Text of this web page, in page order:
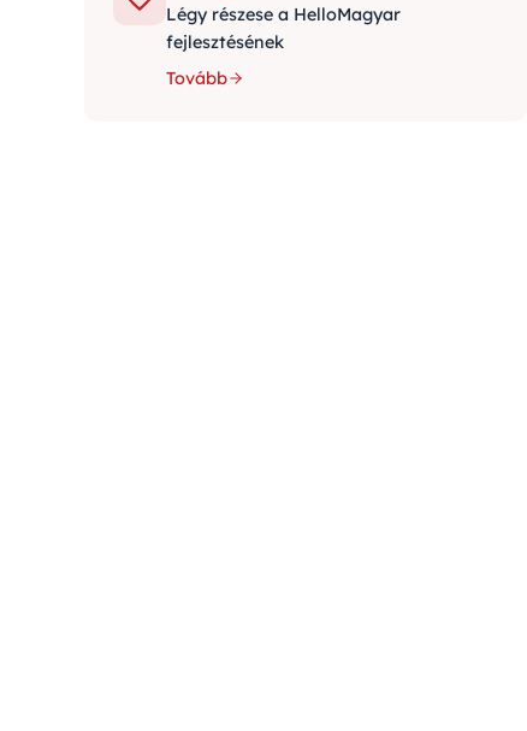
Légy részese a HelloMagyar
fejlesztésének
Tovább